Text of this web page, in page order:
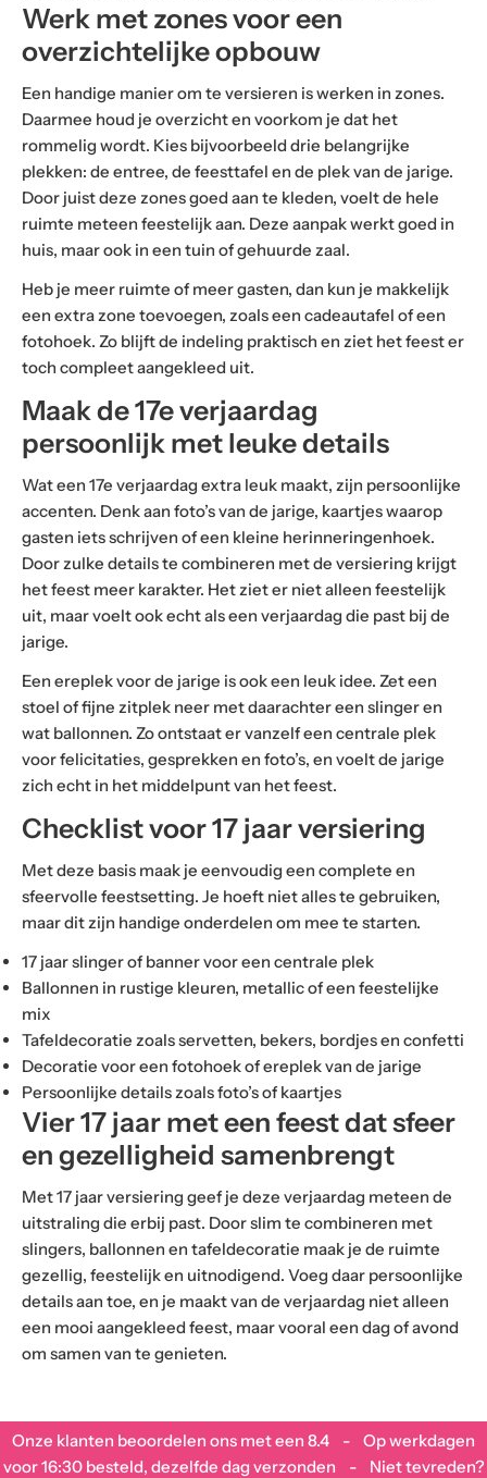
Werk met zones voor een
overzichtelijke opbouw
Een handige manier om te versieren is werken in zones.
Daarmee houd je overzicht en voorkom je dat het
rommelig wordt. Kies bijvoorbeeld drie belangrijke
plekken: de entree, de feesttafel en de plek van de jarige.
Door juist deze zones goed aan te kleden, voelt de hele
ruimte meteen feestelijk aan. Deze aanpak werkt goed in
huis, maar ook in een tuin of gehuurde zaal.
Heb je meer ruimte of meer gasten, dan kun je makkelijk
een extra zone toevoegen, zoals een cadeautafel of een
fotohoek. Zo blijft de indeling praktisch en ziet het feest er
toch compleet aangekleed uit.
Maak de 17e verjaardag
persoonlijk met leuke details
Wat een 17e verjaardag extra leuk maakt, zijn persoonlijke
accenten. Denk aan foto’s van de jarige, kaartjes waarop
gasten iets schrijven of een kleine herinneringenhoek.
Door zulke details te combineren met de versiering krijgt
het feest meer karakter. Het ziet er niet alleen feestelijk
uit, maar voelt ook echt als een verjaardag die past bij de
jarige.
Een ereplek voor de jarige is ook een leuk idee. Zet een
stoel of fijne zitplek neer met daarachter een slinger en
wat ballonnen. Zo ontstaat er vanzelf een centrale plek
voor felicitaties, gesprekken en foto’s, en voelt de jarige
zich echt in het middelpunt van het feest.
Checklist voor 17 jaar versiering
Met deze basis maak je eenvoudig een complete en
sfeervolle feestsetting. Je hoeft niet alles te gebruiken,
maar dit zijn handige onderdelen om mee te starten.
17 jaar slinger of banner voor een centrale plek
Ballonnen in rustige kleuren, metallic of een feestelijke
mix
Tafeldecoratie zoals servetten, bekers, bordjes en confetti
Decoratie voor een fotohoek of ereplek van de jarige
Persoonlijke details zoals foto’s of kaartjes
Vier 17 jaar met een feest dat sfeer
en gezelligheid samenbrengt
Met 17 jaar versiering geef je deze verjaardag meteen de
uitstraling die erbij past. Door slim te combineren met
slingers, ballonnen en tafeldecoratie maak je de ruimte
gezellig, feestelijk en uitnodigend. Voeg daar persoonlijke
details aan toe, en je maakt van de verjaardag niet alleen
een mooi aangekleed feest, maar vooral een dag of avond
om samen van te genieten.
Onze klanten beoordelen ons met een 8.4 - Op werkdagen
voor 16:30 besteld, dezelfde dag verzonden - Niet tevreden?